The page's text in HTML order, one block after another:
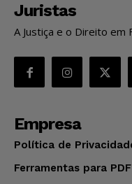
Juristas
A Justiça e o Direito em
Empresa
Política de
Ferramentas para PDF